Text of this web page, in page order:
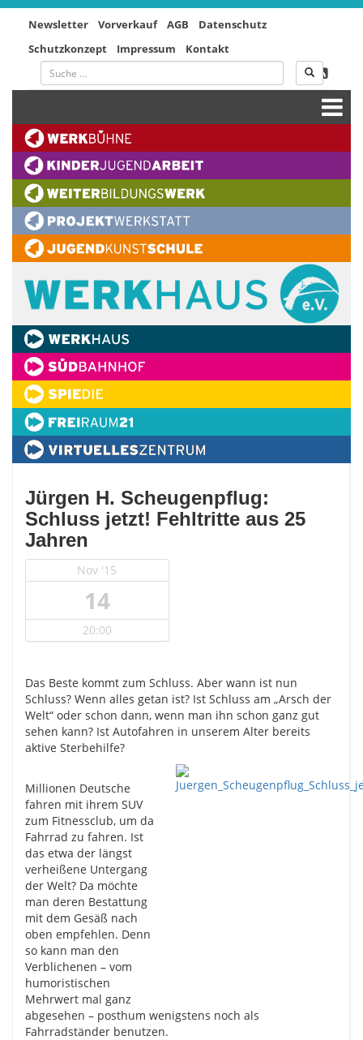
Newsletter Vorverkauf AGB
Datenschutz
Schutzkonzept
Impressum Kontakt
Jürgen H. Scheugenpflug:
Schluss jetzt! Fehltritte aus 25
Jahren
Nov '15
14
20:00
Das Beste kommt zum Schluss. Aber wann ist nun
Schluss? Wenn alles getan ist? Ist Schluss am „Arsch der
Welt“ oder schon dann, wenn man ihn schon ganz gut
sehen kann? Ist Autofahren in unserem Alter bereits
aktive Sterbehilfe?
Millionen Deutsche
fahren mit ihrem SUV
zum Fitnessclub, um da
Fahrrad zu fahren. Ist
das etwa der längst
verheißene Untergang
der Welt? Da möchte
man deren Bestattung
mit dem Gesäß nach
oben empfehlen. Denn
so kann man den
Verblichenen – vom
humoristischen
Mehrwert mal ganz
abgesehen – posthum wenigstens noch als
Fahrradständer benutzen.